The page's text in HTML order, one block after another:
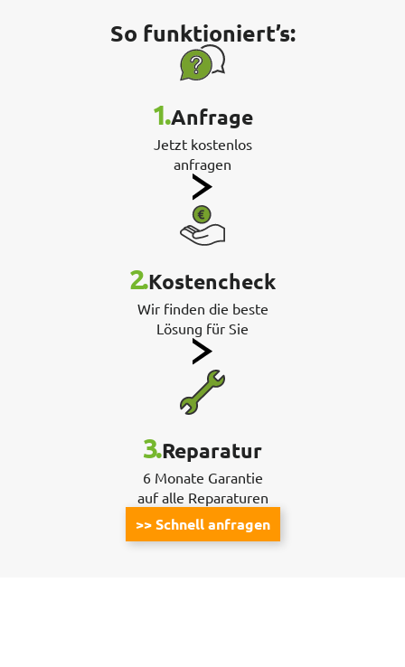
So funktioniert’s:
1.Anfrage
Jetzt kostenlos
anfragen
2.Kostencheck
Wir finden die beste
Lösung für Sie
3.Reparatur
6 Monate Garantie
auf alle Reparaturen
>> Schnell anfragen